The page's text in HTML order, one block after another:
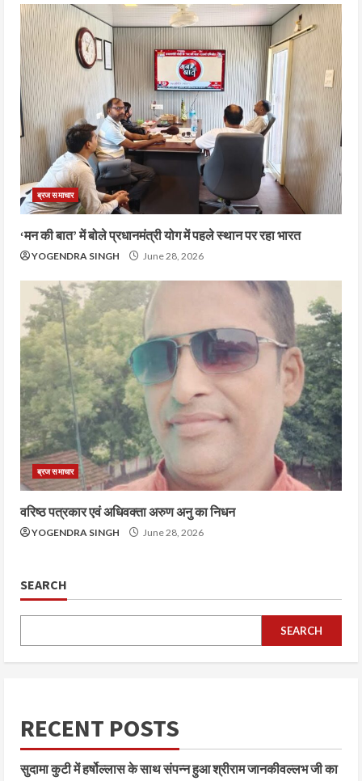
ब्रज समाचार
‘मन की बात’ में बोले प्रधानमंत्री योग में पहले स्थान पर रहा भारत
YOGENDRA SINGH June 28, 2026
ब्रज समाचार
वरिष्ठ पत्रकार एवं अधिवक्ता अरुण अनु का निधन
YOGENDRA SINGH June 28, 2026
SEARCH
SEARCH
RECENT POSTS
सुदामा कुटी में हर्षोल्लास के साथ संपन्न हुआ श्रीराम जानकीवल्लभ जी का